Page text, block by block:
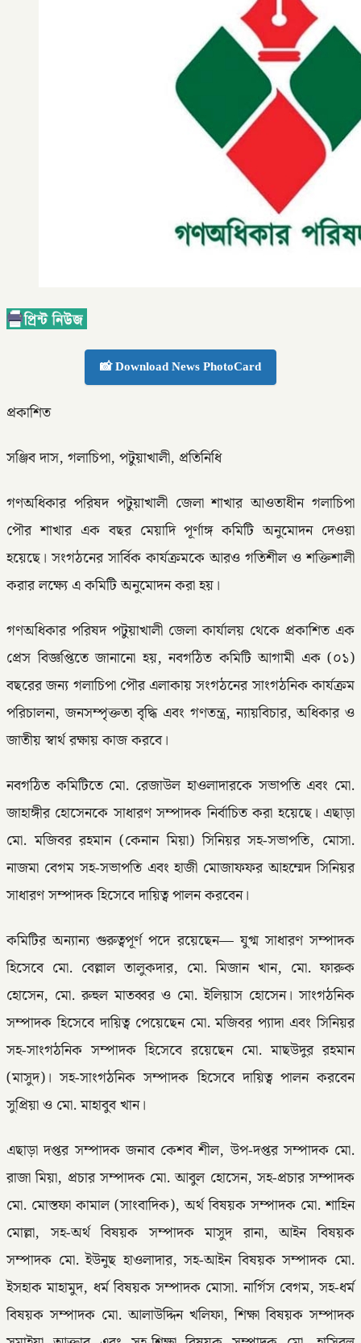
📸 Download News PhotoCard
প্রকাশিত
সঞ্জিব দাস, গলাচিপা, পটুয়াখালী, প্রতিনিধি
গণঅধিকার পরিষদ পটুয়াখালী জেলা শাখার আওতাধীন গলাচিপা
পৌর শাখার এক বছর মেয়াদি পূর্ণাঙ্গ কমিটি অনুমোদন দেওয়া
হয়েছে। সংগঠনের সার্বিক কার্যক্রমকে আরও গতিশীল ও শক্তিশালী
করার লক্ষ্যে এ কমিটি অনুমোদন করা হয়।
গণঅধিকার পরিষদ পটুয়াখালী জেলা কার্যালয় থেকে প্রকাশিত এক
প্রেস বিজ্ঞপ্তিতে জানানো হয়, নবগঠিত কমিটি আগামী এক (০১)
বছরের জন্য গলাচিপা পৌর এলাকায় সংগঠনের সাংগঠনিক কার্যক্রম
পরিচালনা, জনসম্পৃক্ততা বৃদ্ধি এবং গণতন্ত্র, ন্যায়বিচার, অধিকার ও
জাতীয় স্বার্থ রক্ষায় কাজ করবে।
নবগঠিত কমিটিতে মো. রেজাউল হাওলাদারকে সভাপতি এবং মো.
জাহাঙ্গীর হোসেনকে সাধারণ সম্পাদক নির্বাচিত করা হয়েছে। এছাড়া
মো. মজিবর রহমান (কেনান মিয়া) সিনিয়র সহ-সভাপতি, মোসা.
নাজমা বেগম সহ-সভাপতি এবং হাজী মোজাফফর আহম্মেদ সিনিয়র
সাধারণ সম্পাদক হিসেবে দায়িত্ব পালন করবেন।
কমিটির অন্যান্য গুরুত্বপূর্ণ পদে রয়েছেন— যুগ্ম সাধারণ সম্পাদক
হিসেবে মো. বেল্লাল তালুকদার, মো. মিজান খান, মো. ফারুক
হোসেন, মো. রুহুল মাতব্বর ও মো. ইলিয়াস হোসেন। সাংগঠনিক
সম্পাদক হিসেবে দায়িত্ব পেয়েছেন মো. মজিবর প্যাদা এবং সিনিয়র
সহ-সাংগঠনিক সম্পাদক হিসেবে রয়েছেন মো. মাছউদুর রহমান
(মাসুদ)। সহ-সাংগঠনিক সম্পাদক হিসেবে দায়িত্ব পালন করবেন
সুপ্রিয়া ও মো. মাহাবুব খান।
এছাড়া দপ্তর সম্পাদক জনাব কেশব শীল, উপ-দপ্তর সম্পাদক মো.
রাজা মিয়া, প্রচার সম্পাদক মো. আবুল হোসেন, সহ-প্রচার সম্পাদক
মো. মোস্তফা কামাল (সাংবাদিক), অর্থ বিষয়ক সম্পাদক মো. শাহিন
মোল্লা, সহ-অর্থ বিষয়ক সম্পাদক মাসুদ রানা, আইন বিষয়ক
সম্পাদক মো. ইউনুছ হাওলাদার, সহ-আইন বিষয়ক সম্পাদক মো.
ইসহাক মাহামুদ, ধর্ম বিষয়ক সম্পাদক মোসা. নার্গিস বেগম, সহ-ধর্ম
বিষয়ক সম্পাদক মো. আলাউদ্দিন খলিফা, শিক্ষা বিষয়ক সম্পাদক